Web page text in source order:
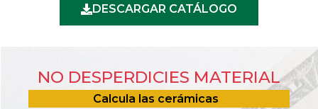
DESCARGAR CATÁLOGO
NO DESPERDICIES MATERIAL
Calcula las cerámicas